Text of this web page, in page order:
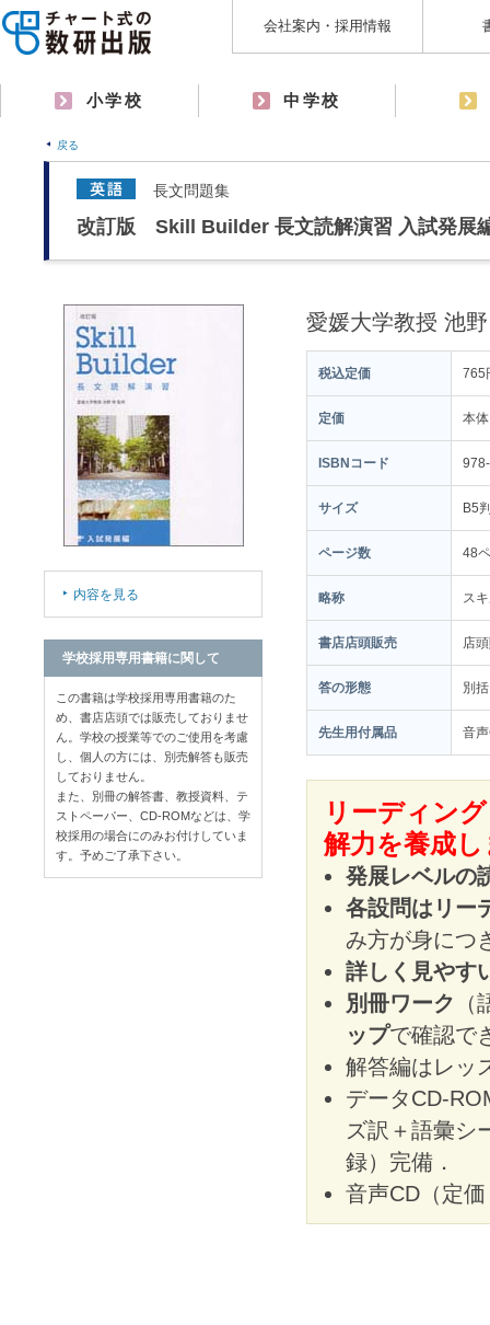
会社案内・採用情報
小学校 中学校
戻る
長文問題集
改訂版 Skill Builder 長文読解演習 入試発展
愛媛大学教授 池
税込定価 765
定価 本
ISBNコード
サイズ B5
ページ数 48
略称 ス
書店店頭販売 店
答の形態 別
先生用付属品 音
リーディン
解力を養成
発展レベルの
各設問はリー
み方が身につ
詳しく見やす
別冊ワーク
ップで確認で
解答編はレッ
データCD-
ズ訳＋語彙シ
録）完備．
音声CD（定
内容を見る
学校採用専用書籍に関して
この書籍は学校採用専用書籍のた
め、書店店頭では販売しておりませ
ん。学校の授業等でのご使用を考慮
し、個人の方には、別売解答も販売
しておりません。
また、別冊の解答書、教授資料、テ
ストペーパー、CD-ROMなどは、学
校採用の場合にのみお付けしていま
す。予めご了承下さい。